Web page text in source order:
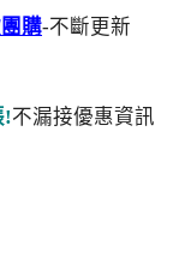
購-不斷更新
!不漏接優惠資訊